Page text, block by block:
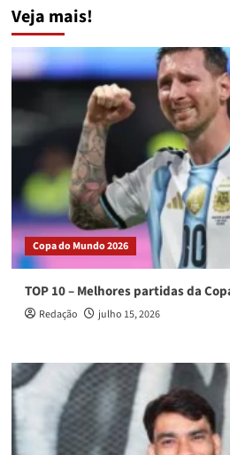
Veja mais!
Copa do Mundo 2026
TOP 10 – Melhores partidas da
Redação julho 15, 2026